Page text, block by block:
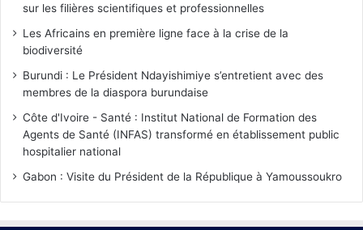
sur les filières scientifiques et professionnelles
Les Africains en première ligne face à la crise de la
biodiversité
Burundi : Le Président Ndayishimiye s’entretient avec des
membres de la diaspora burundaise
Côte d'Ivoire - Santé : Institut National de Formation des
Agents de Santé (INFAS) transformé en établissement public
hospitalier national
Gabon : Visite du Président de la République à Yamoussoukro